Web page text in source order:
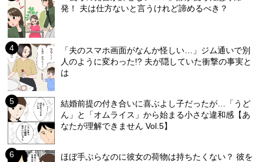
発！ 夫は仕方ないと言うけれど諦めるべき？
「夫のスマホ画面がなんか怪しい…」ジム通いで別
人のように変わった!? 夫が隠していた衝撃の事実と
は
結婚前提の付き合いに喜ぶよし子だったが…「うど
ん」と「オムライス」から始まる小さな違和感【あ
なたが理解できません Vol.5】
ほぼ手ぶらなのに彼女の荷物は持ちたくない？ 彼を